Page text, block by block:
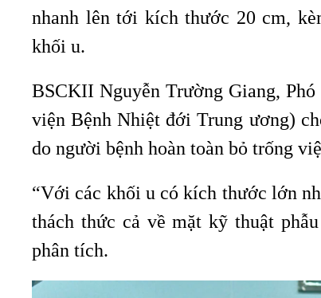
nhanh lên tới kích thước 20 cm,
khối u.
BSCKII Nguyễn Trường Giang,
viện Bệnh Nhiệt đới Trung ương)
do người bệnh hoàn toàn bỏ trống
“Với các khối u có kích thước lớn
thách thức cả về mặt kỹ thuật
phân tích.